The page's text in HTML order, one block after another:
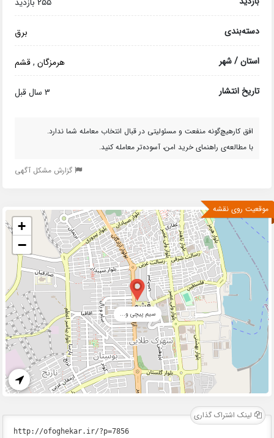
دسته‌بندی برق
استان / شهر هرمزگان,قشم
تاریخ انتشار 3 سال قبل
افق کارهیچ‌گونه منفعت و مسئولیتی در قبال انتخاب معامله شما ندارد.
با مطالعه‌ی راهنمای خرید امن، آسوده‌تر معامله کنید.
گزارش مشکل آگهی
موقعیت روی نقشه
سیم پیچی و...
+
−
لینک اشتراک گذاری